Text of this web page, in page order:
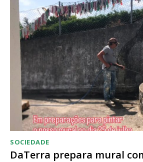
SOCIEDADE
DaTerra prepara mural